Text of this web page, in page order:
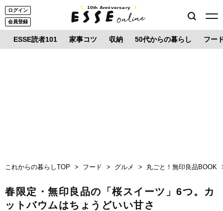
ログイン
会員登録
10th Anniversary
ESSE読者101 家事コツ 収納 50代からの暮らし フー
これからの暮らしTOP フード グルメ 丸ごと！無印良品BOOK
春限定・無印良品の「桜スイーツ」6つ。カ
ットバウムはちょうどいい甘さ